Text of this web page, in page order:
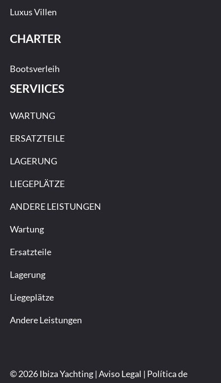
Luxus Villen
CHARTER
Bootsverleih
SERVIICES
WARTUNG
ERSATZTEILE
LAGERUNG
LIEGEPLÄTZE
ANDERE LEISTUNGEN
Wartung
Ersatzteile
Lagerung
Liegeplätze
Andere Leistungen
© 2026 Ibiza Yachting |Aviso Legal | Política de